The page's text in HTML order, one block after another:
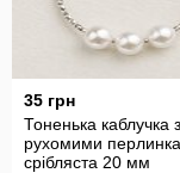
35 грн
Тоненька каблучка з
рухомими
срібляста 20 мм